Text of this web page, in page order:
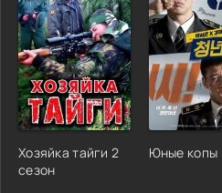
Хозяйка тайги 2
сезон
Юные копы